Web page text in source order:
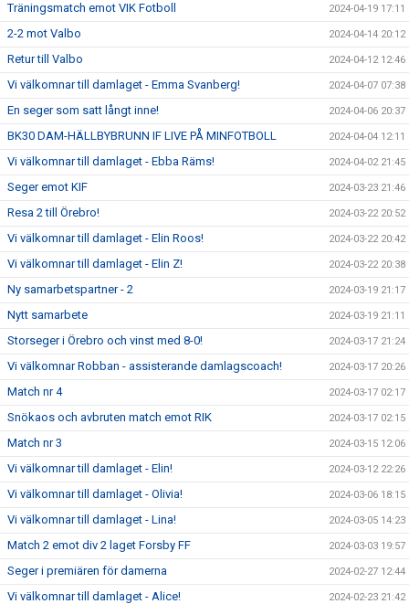
Träningsmatch emot VIK Fotboll 2024-04-19 17:11
2-2 mot Valbo 2024-04-14 20:12
Retur till Valbo 2024-04-12 12:46
Vi välkomnar till damlaget - Emma Svanberg! 2024-04-07 07:38
En seger som satt långt inne! 2024-04-06 20:37
BK30 DAM-HÄLLBYBRUNN IF LIVE PÅ MINFOTBOLL 2024-04-04 12:11
Vi välkomnar till damlaget - Ebba Räms! 2024-04-02 21:45
Seger emot KIF 2024-03-23 21:46
Resa 2 till Örebro! 2024-03-22 20:52
Vi välkomnar till damlaget - Elin Roos! 2024-03-22 20:42
Vi välkomnar till damlaget - Elin Z! 2024-03-22 20:38
Ny samarbetspartner - 2 2024-03-19 21:17
Nytt samarbete 2024-03-19 21:11
Storseger i Örebro och vinst med 8-0! 2024-03-17 21:24
Vi välkomnar Robban - assisterande damlagscoach! 2024-03-17 20:26
Match nr 4 2024-03-17 02:17
Snökaos och avbruten match emot RIK 2024-03-17 02:15
Match nr 3 2024-03-15 12:06
Vi välkomnar till damlaget - Elin! 2024-03-12 22:26
Vi välkomnar till damlaget - Olivia! 2024-03-06 18:15
Vi välkomnar till damlaget - Lina! 2024-03-05 14:23
Match 2 emot div 2 laget Forsby FF 2024-03-03 19:57
Seger i premiären för damerna 2024-02-27 12:44
Vi välkomnar till damlaget - Alice! 2024-02-23 21:42